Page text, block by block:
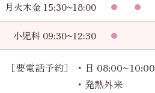
月火木金 15:30~18:00
小児科 09:30~12:30
［要電話予約］
・日 08:00~10:00
・発熱外来